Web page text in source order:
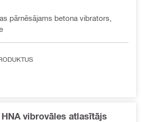
pārnēsājams betona vibrators,
HNA vibrovāles atlasītājs